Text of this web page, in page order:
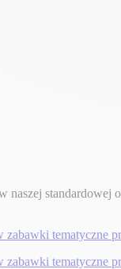
standardowej